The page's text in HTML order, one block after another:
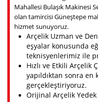
Mahallesi Bulaşık Makinesi
olan tamircisi Güneştepe
hizmet sunuyoruz.
Arçelik Uzman ve
eşyalar konusunda
teknisyenlerimiz ile
Hızlı ve Etkili Arçelik
yapıldıktan sonra en
gerçekleştiriyoruz.
Orijinal Arçelik Yedek